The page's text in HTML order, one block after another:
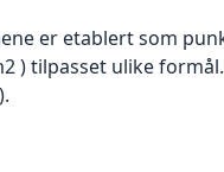
er etablert som
) tilpasset ulike